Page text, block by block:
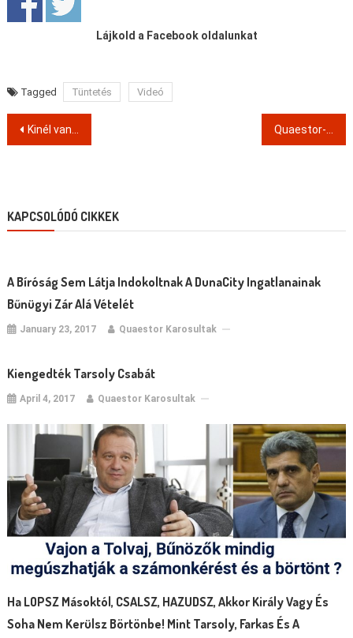
Lájkold a Facebook oldalunkat
Tagged Tüntetés Videó
Post
Kinél van a Quaestor pénze?
KAPCSOLÓDÓ CIKKEK
A Bíróság Sem Látja Indokoltnak A DunaCity Ingatlanainak
Bűnügyi Zár Alá Vételét
January 23, 2017 Quaestor Karosultak
Kiengedték Tarsoly Csabát
April 4, 2017 Quaestor Karosultak
Ha LOPSZ Másoktól, CSALSZ, HAZUDSZ, Akkor Király Vagy És
Soha Nem Kerülsz Börtönbe! Mint Tarsoly, Farkas És A